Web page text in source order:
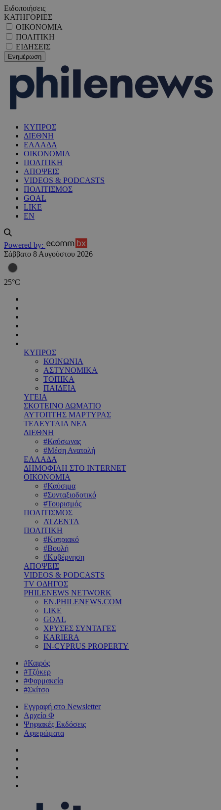
Ειδοποιήσεις
ΚΑΤΗΓΟΡΙΕΣ
ΟΙΚΟΝΟΜΙΑ
ΠΟΛΙΤΙΚΗ
ΕΙΔΗΣΕΙΣ
ΚΥΠΡΟΣ
ΔΙΕΘΝΗ
ΕΛΛΑΔΑ
ΟΙΚΟΝΟΜΙΑ
ΠΟΛΙΤΙΚΗ
ΑΠΟΨΕΙΣ
VIDEOS & PODCASTS
ΠΟΛΙΤΙΣΜΟΣ
GOAL
LIKE
EN
Powered by:
Σάββατο 8 Αυγούστου 2026
25°C
ΚΥΠΡΟΣ
ΚΟΙΝΩΝΙΑ
ΑΣΤΥΝΟΜΙΚΑ
ΤΟΠΙΚΑ
ΠΑΙΔΕΙΑ
ΥΓΕΙΑ
ΣΚΟΤΕΙΝΟ ΔΩΜΑΤΙΟ
ΑΥΤΟΠΤΗΣ ΜΑΡΤΥΡΑΣ
ΤΕΛΕΥΤΑΙΑ ΝΕΑ
ΔΙΕΘΝΗ
#Καύσωνας
#Μέση Ανατολή
ΕΛΛΑΔΑ
ΔΗΜΟΦΙΛΗ ΣΤΟ INTERNET
ΟΙΚΟΝΟΜΙΑ
#Καύσιμα
#Συνταξιοδοτικό
#Τουρισμός
ΠΟΛΙΤΙΣΜΟΣ
ΑΤΖΕΝΤΑ
ΠΟΛΙΤΙΚΗ
#Κυπριακό
#Βουλή
#Κυβέρνηση
ΑΠΟΨΕΙΣ
VIDEOS & PODCASTS
TV ΟΔΗΓΟΣ
PHILENEWS NETWORK
EN.PHILENEWS.COM
LIKE
GOAL
ΧΡΥΣΕΣ ΣΥΝΤΑΓΕΣ
KARIERA
IN-CYPRUS PROPERTY
#Καιρός
#Τζόκερ
#Φαρμακεία
#Σκίτσο
Εγγραφή στο Newsletter
Αρχείο Φ
Ψηφιακές Εκδόσεις
Αφιερώματα